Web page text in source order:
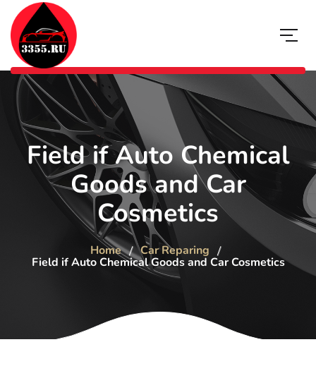
Field if Auto Chemical
Goods and Car
Cosmetics
Home Car Reparing
Field if Auto Chemical Goods and Car Cosmetics